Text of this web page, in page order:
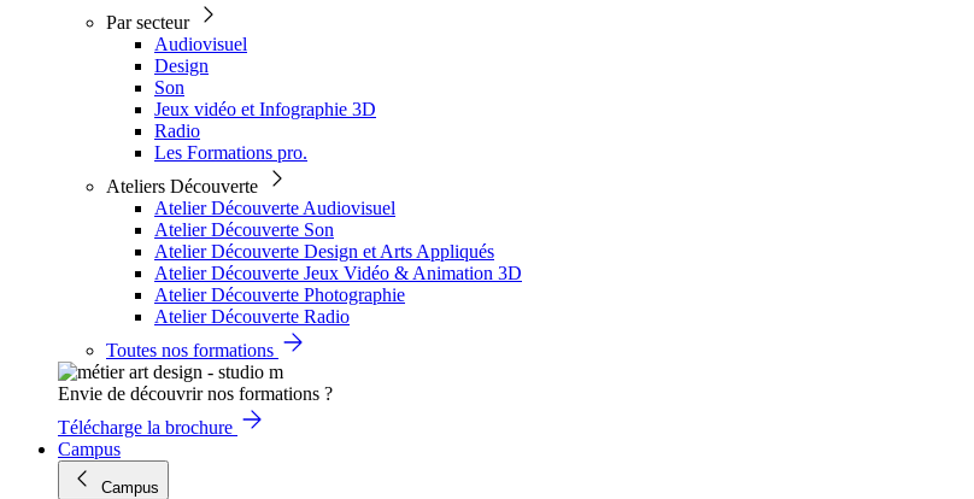
Par secteur
Audiovisuel
Design
Son
Jeux vidéo et Infographie 3D
Radio
Les Formations pro.
Ateliers Découverte
Atelier Découverte Audiovisuel
Atelier Découverte Son
Atelier Découverte Design et Arts Appliqués
Atelier Découverte Jeux Vidéo & Animation 3D
Atelier Découverte Photographie
Atelier Découverte Radio
Toutes nos formations
Envie de découvrir nos formations ?
Télécharge la brochure
Campus
Campus